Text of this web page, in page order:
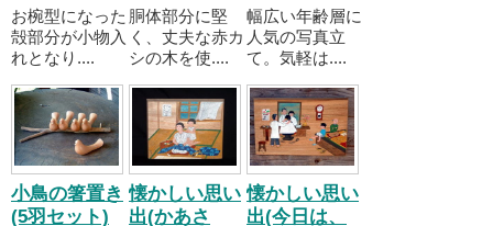
お椀型になった
殻部分が小物入
れとなり....
胴体部分に堅
く、丈夫な赤カ
シの木を使....
幅広い年齢層に
人気の写真立
て。気軽は....
小鳥の箸置き
(5羽セット)
懐かしい思い
出(かあさ
懐かしい思い
出(今日は、